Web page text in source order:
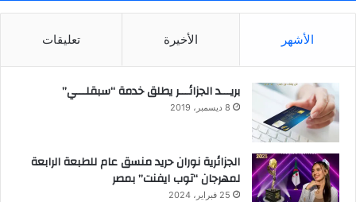
الأشهر الأخيرة تعليقات
بريـــد الجزائـــر يطلق خدمة “سبقلـــي”
8 ديسمبر، 2019
الجزائرية نوران حريد منسق عام للطبعة الرابعة
لمهرجان “توب ايفنت” بمصر
25 فبراير، 2024